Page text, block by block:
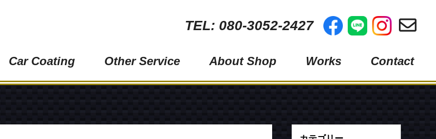
TEL: 080-3052-2427
Car Coating
ワンラップコート (オススメ！)
グロスアーマー
Other Service
ペイントプロテクションフィルム
ヘッドライトクリーニング
About Shop Works
コーティング
メンテナンス
その他サービス
Contact